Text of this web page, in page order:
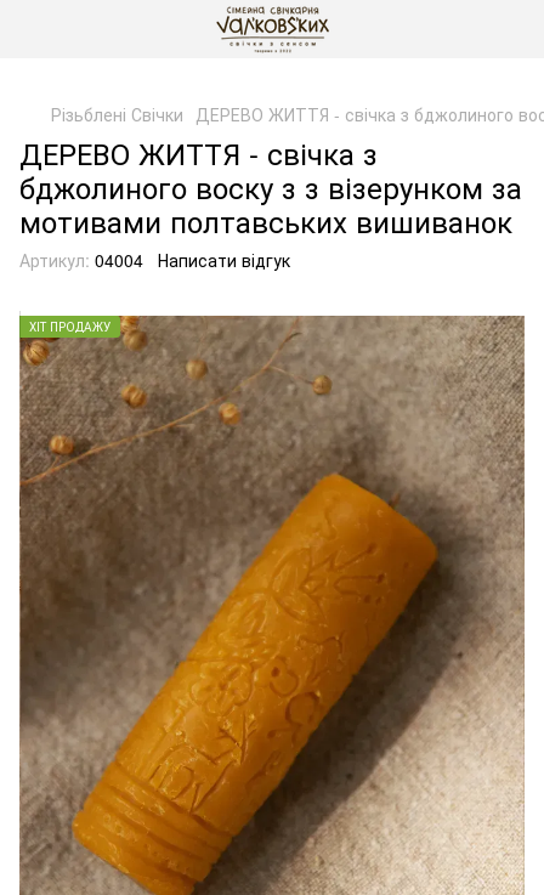
gtag('js', new Date()); gtag('config', 'G-DP234BVRNV');
Різьблені Свічки ДЕРЕВО ЖИТТЯ - свічка з бджолиного
ДЕРЕВО ЖИТТЯ - свічка з
бджолиного воску з з візерунком за
мотивами полтавських вишиванок
Артикул: 04004 Написати відгук
ХІТ ПРОДАЖУ